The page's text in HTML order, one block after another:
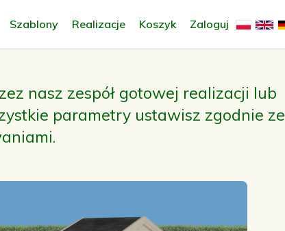
Szablony Realizacje Koszyk Zaloguj
nasz zespół gotowej realizacji lub
parametry ustawisz zgodnie ze